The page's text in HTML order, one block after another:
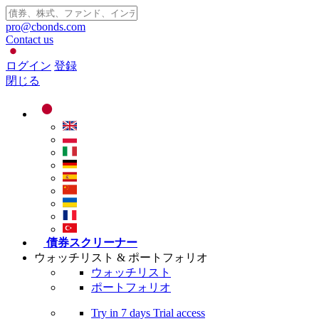
pro@cbonds.com
Contact us
ログイン 登録
閉じる
債券スクリーナー
ウォッチリスト & ポートフォリオ
ウォッチリスト
ポートフォリオ
Try in 7 days Trial access